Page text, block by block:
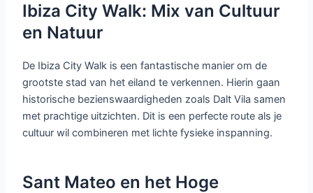
Ibiza City Walk: Mix van Cultuur
en Natuur
De Ibiza City Walk is een fantastische manier om de
grootste stad van het eiland te verkennen. Hierin gaan
historische bezienswaardigheden zoals Dalt Vila samen
met prachtige uitzichten. Dit is een perfecte route als je
cultuur wil combineren met lichte fysieke inspanning.
Sant Mateo en het Hoge